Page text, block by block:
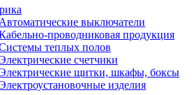
Автоматические выключатели
проводниковая продукция
теплых полов
счетчики
щитки, шкафы, боксы
изделия